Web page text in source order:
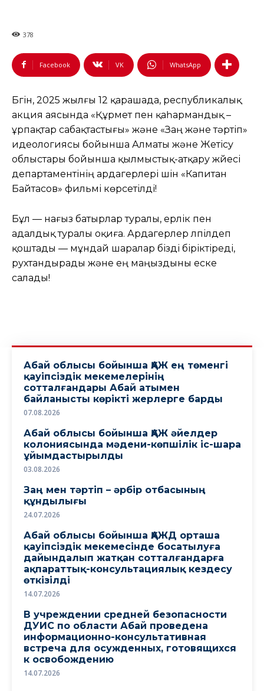
378
Facebook VK WhatsApp
Бүгін, 2025 жылғы 12 қарашада, республикалық
акция аясында «Құрмет пен қаһармандық –
ұрпақтар сабақтастығы» және «Заң және тәртіп»
идеологиясы бойынша Алматы және Жетісу
облыстары бойынша қылмыстық-атқару жүйесі
департаментінің ардагерлері үшін «Капитан
Байтасов» фильмі көрсетілді!
Бұл — нағыз батырлар туралы, ерлік пен
адалдық туралы оқиға. Ардагерлер лүпілдеп
қоштады — мұндай шаралар бізді біріктіреді,
рухтандырады және ең маңыздыны еске
салады!
Абай облысы бойынша ҚАЖ ең төменгі
қауіпсіздік мекемелерінің
сотталғандары Абай атымен
байланысты көрікті жерлерге барды
07.08.2026
Абай облысы бойынша ҚАЖ әйелдер
колониясында мәдени-көпшілік іс-шара
ұйымдастырылды
03.08.2026
Заң мен тәртіп – әрбір отбасының
құндылығы
24.07.2026
Абай облысы бойынша ҚАЖД орташа
қауіпсіздік мекемесінде босатылуға
дайындалып жатқан сотталғандарға
ақпараттық-консультациялық кездесу
өткізілді
14.07.2026
В учреждении средней безопасности
ДУИС по области Абай проведена
информационно-консультативная
встреча для осужденных, готовящихся
к освобождению
14.07.2026